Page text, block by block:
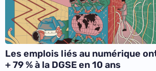
Les emplois liés au numérique
+ 79 % à la DGSE en 10 ans